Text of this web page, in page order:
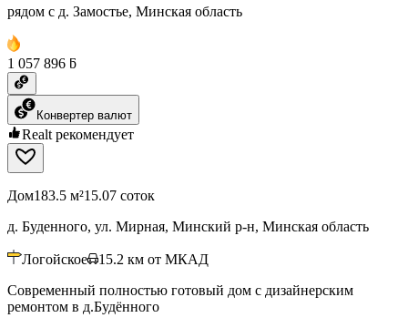
рядом с д. Замостье, Минская область
1 057 896 ƃ
Конвертер валют
Realt рекомендует
Дом183.5 м²15.07 соток
д. Буденного, ул. Мирная, Минский р-н, Минская область
Логойское 15.2 км от МКАД
Современный полностью готовый дом с дизайнерским
ремонтом в д.Будённого